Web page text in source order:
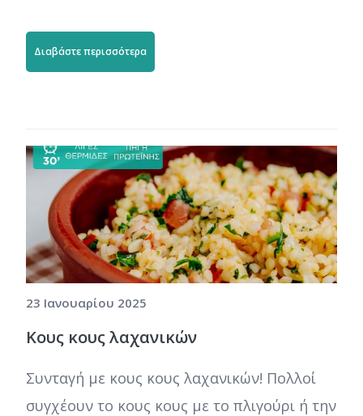
Διαβάστε περισσότερα
23 Ιανουαρίου 2025
Κους κους λαχανικών
Συνταγή με κους κους λαχανικών! Πολλοί
συγχέουν το κους κους με το πλιγούρι ή την